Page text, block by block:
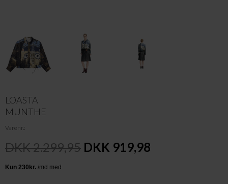
LOASTA
MUNTHE
Varenr.
DKK 2.299,95 DKK 919,98